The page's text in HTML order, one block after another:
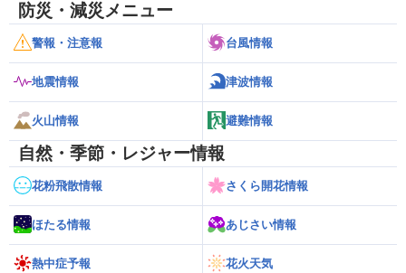
防災・減災メニュー
警報・注意報 台風情報
地震情報 津波情報
火山情報 避難情報
自然・季節・レジャー情報
花粉飛散情報 さくら開花情報
ほたる情報 あじさい情報
熱中症予報 花火天気